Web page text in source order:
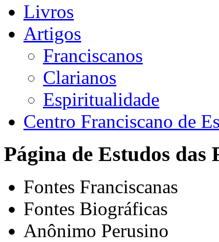
Livros
Artigos
Franciscanos
Clarianos
Espiritualidade
Centro Franciscano de
Página de Estudos das
Fontes Franciscanas
Fontes Biográficas
Anônimo Perusino